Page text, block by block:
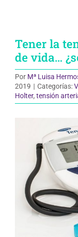
Tener la
de vida…
Por Mª Luisa
2019 | Categorías:
Holter, tensión
grande